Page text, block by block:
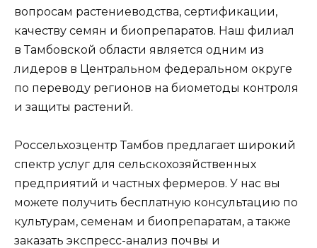
вопросам растениеводства, сертификации,
качеству семян и биопрепаратов. Наш филиал
в Тамбовской области является одним из
лидеров в Центральном федеральном округе
по переводу регионов на биометоды контроля
и защиты растений.
Россельхозцентр Тамбов предлагает широкий
спектр услуг для сельскохозяйственных
предприятий и частных фермеров. У нас вы
можете получить бесплатную консультацию по
культурам, семенам и биопрепаратам, а также
заказать экспресс-анализ почвы и